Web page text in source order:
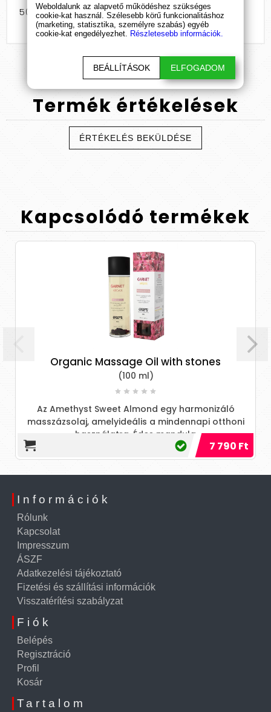
50 és 100ml-es kiszerelés.
Termék értékelések
ÉRTÉKELÉS BEKÜLDÉSE
Kapcsolódó termékek
Organic Massage Oil with stones
(100 ml)
Az Amethyst Sweet Almond egy harmonizáló
masszázsolaj, amelyideális a mindennapi otthoni
használatra. Édes mandula
7 790 Ft
Információk
Rólunk
Kapcsolat
Impresszum
ÁSZF
Adatkezelési tájékoztató
Fizetési és szállítási információk
Visszatérítési szabályzat
Fiók
Belépés
Regisztráció
Profil
Kosár
Tartalom
Weboldalunk az alapvető működéshez szükséges
cookie-kat használ. Szélesebb körű funkcionalitáshoz
(marketing, statisztika, személyre szabás) egyéb
cookie-kat engedélyezhet. Részletesebb információk.
BEÁLLÍTÁSOK ELFOGADOM